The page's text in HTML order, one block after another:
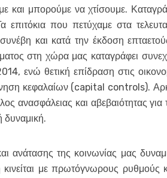
μπορούμε να χτίσουμε.
επιτόκια που πετύχαμε στα
και κατά την έκδοση
στη χώρα μας καταγράφει
θετική επίδραση στις
κεφαλαίων (capital controls).
ανασφάλειας και αβεβαιότητας
δυναμική.
ανάτασης της κοινωνίας μας
με πρωτόγνωρους ρυθμούς